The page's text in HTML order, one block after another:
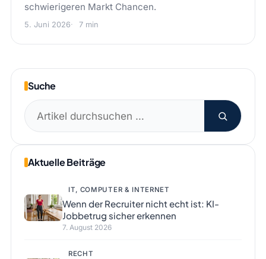
schwierigeren Markt Chancen.
5. Juni 2026 7 min
Suche
Suchen
nach:
Aktuelle Beiträge
IT, COMPUTER & INTERNET
Wenn der Recruiter nicht echt ist: KI-
Jobbetrug sicher erkennen
7. August 2026
RECHT